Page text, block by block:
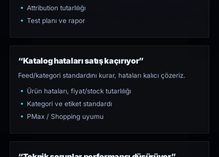
Attribution tutarlılığı
Test planı ve rapor
“Katalog hataları satış kaçırıyor”
Feed/kategori standardını kurar, hataları kalıcı çözeriz.
Ürün hataları, fiyat/stock tutarlılığı
Kategori ve etiket standardı
PMax / Shopping uyumu